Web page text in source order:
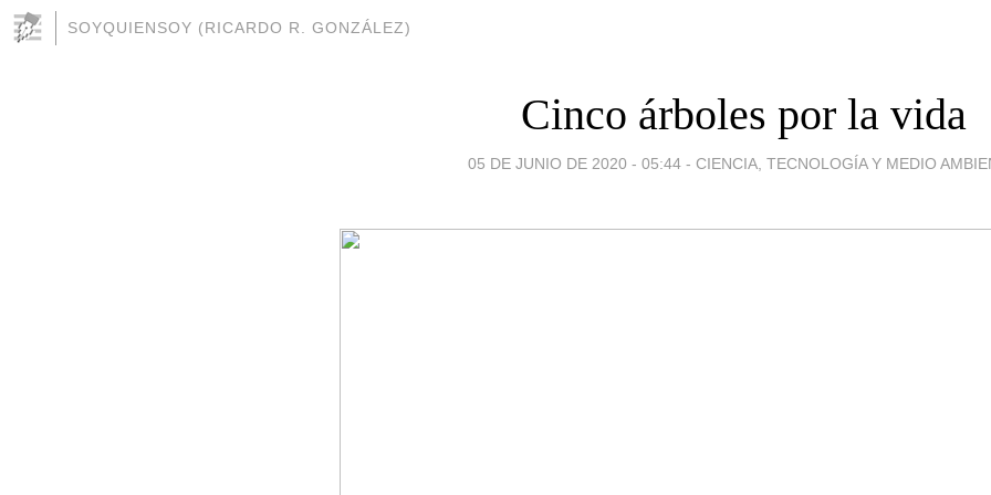
SOYQUIENSOY (RICARDO R. GONZÁLEZ)
Cinco árboles por la vida
05 DE JUNIO DE 2020 - 05:44 - CIENCIA, TECNOLOGÍA Y MEDIO